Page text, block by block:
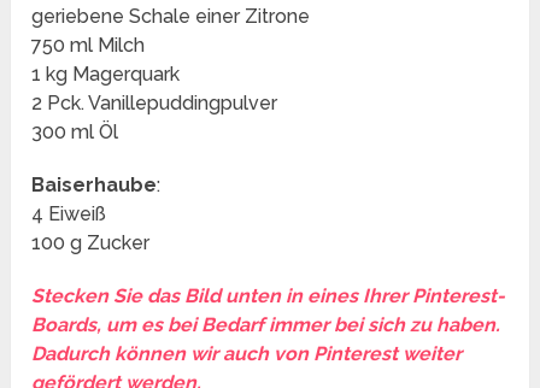
geriebene Schale einer Zitrone
750 ml Milch
1 kg Magerquark
2 Pck. Vanillepuddingpulver
300 ml Öl
Baiserhaube:
4 Eiweiß
100 g Zucker
Stecken Sie das Bild unten in eines Ihrer Pinterest-
Boards, um es bei Bedarf immer bei sich zu haben.
Dadurch können wir auch von Pinterest weiter
gefördert werden.